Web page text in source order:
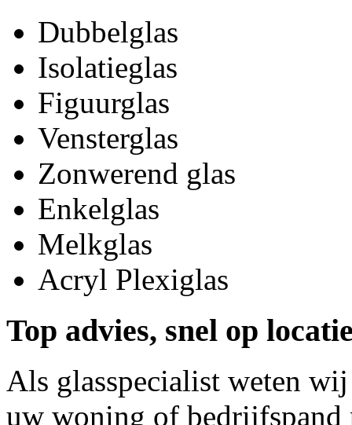
Dubbelglas
Isolatieglas
Figuurglas
Vensterglas
Zonwerend glas
Enkelglas
Melkglas
Acryl Plexiglas
Top advies, snel op
Als glasspecialist weten
uw woning of bedrijfspand